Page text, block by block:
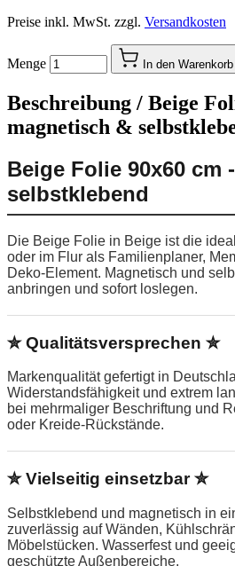
Preise inkl. MwSt. zzgl. Versandkosten
Menge In den Warenkorb
Beschreibung / Beige
magnetisch &
Beige Folie 90x60 cm
selbstklebend
Die Beige Folie in Beige ist die
oder im Flur als Familienplaner,
Deko-Element. Magnetisch und
anbringen und sofort loslegen.
✮ Qualitätsversprechen ✮
Markenqualität gefertigt in
Widerstandsfähigkeit und extrem
bei mehrmaliger Beschriftung und
oder Kreide-Rückstände.
✮ Vielseitig einsetzbar ✮
Selbstklebend und magnetisch in
zuverlässig auf Wänden,
Möbelstücken. Wasserfest und
geschützte Außenbereiche.